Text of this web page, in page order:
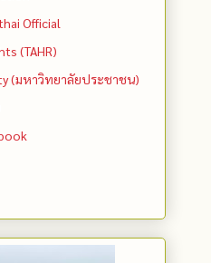
Official
(TAHR)
(มหาวิทยาลัยประชาชน)